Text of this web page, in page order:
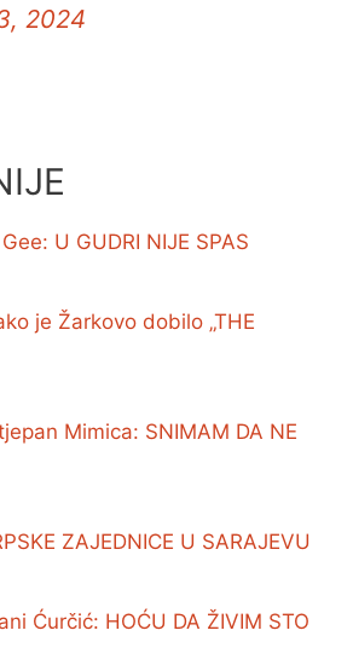
2024
U GUDRI NIJE SPAS
je Žarkovo dobilo „THE
Mimica: SNIMAM DA NE
ZAJEDNICE U SARAJEVU
Ćurčić: HOĆU DA ŽIVIM STO